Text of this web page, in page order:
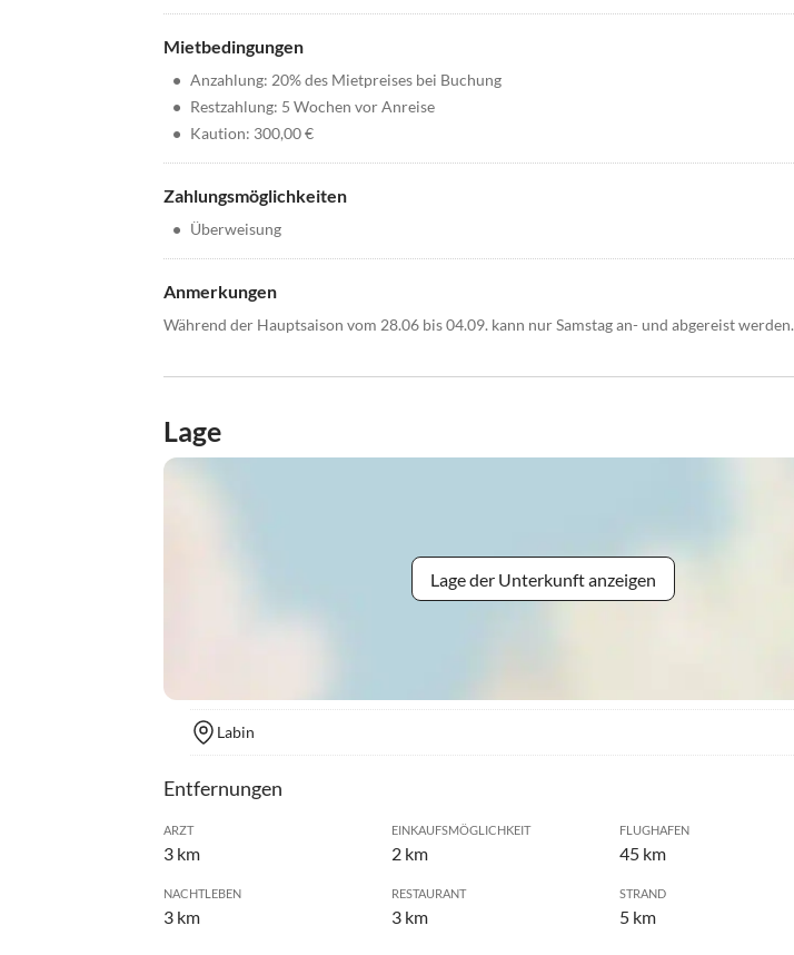
Mietbedingungen
• Anzahlung: 20% des Mietpreises bei Buchung
• Restzahlung: 5 Wochen vor Anreise
• Kaution: 300,00 €
Zahlungsmöglichkeiten
• Überweisung
Anmerkungen
Während der Hauptsaison vom 28.06 bis 04.09. kann nur Samstag an- und abgereist werden.
Lage
Lage der Unterkunft anzeigen
Labin
Entfernungen
ARZT
3 km
EINKAUFSMÖGLICHKEIT
2 km
FLUGHAFEN
45 km
NACHTLEBEN
3 km
RESTAURANT
3 km
STRAND
5 km